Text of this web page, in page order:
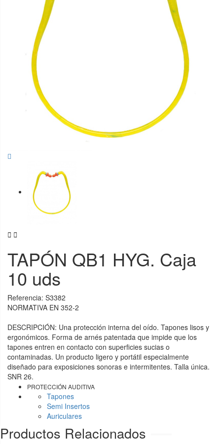
 
TAPÓN QB1 HYG. Caja
10 uds
Referencia: S3382
NORMATIVA EN 352-2
DESCRIPCIÓN: Una protección interna del oído. Tapones lisos y
ergonómicos. Forma de arnés patentada que impide que los
tapones entren en contacto con superficies sucias o
contaminadas. Un producto ligero y portátil especialmente
diseñado para exposiciones sonoras e intermitentes. Talla única.
SNR 26.
PROTECCIÓN AUDITIVA
Tapones
Semi Insertos
Auriculares
Productos Relacionados